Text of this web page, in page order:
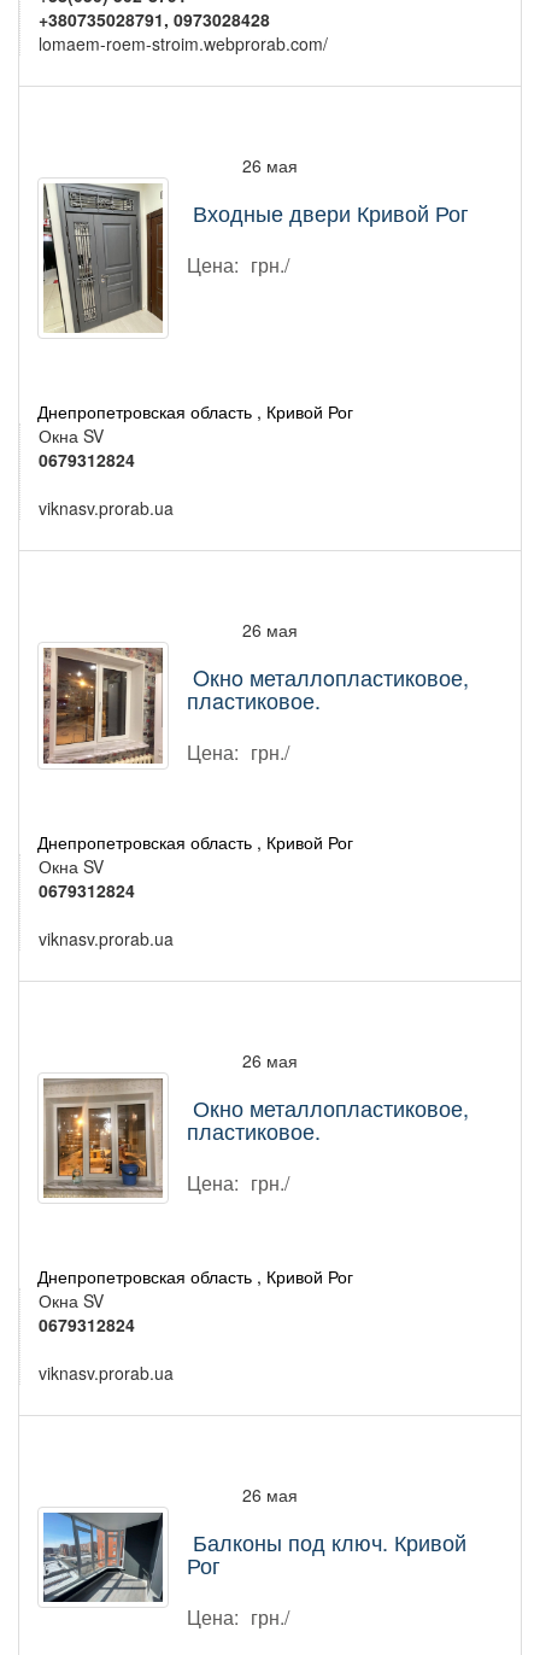
+380735028791, 0973028428
lomaem-roem-stroim.webprorab.com/
26 мая
Входные двери Кривой Рог
Цена: грн./
Днепропетровская область , Кривой Рог
Окна SV
0679312824
viknasv.prorab.ua
26 мая
Oкнo металлoпластиковое,
плaстиковое.
Цена: грн./
Днепропетровская область , Кривой Рог
Окна SV
0679312824
viknasv.prorab.ua
26 мая
Окно металлопластиковое,
пластиковое.
Цена: грн./
Днепропетровская область , Кривой Рог
Окна SV
0679312824
viknasv.prorab.ua
26 мая
Балконы под ключ. Кривой
Рог
Цена: грн./